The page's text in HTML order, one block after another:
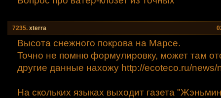
7235. xtеrra
Высота снежного покрова на Марсе.
Точно не помню формулировку, может там
другие данные нахожу http://ecoteco.ru/news/
На скольких языках выходит газета